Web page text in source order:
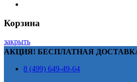
Корзина
закрыть
АКЦИЯ! БЕСПЛАТНАЯ ДОСТАВКА
8 (499) 649-49-64